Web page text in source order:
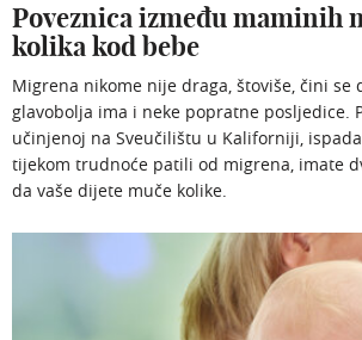
Poveznica između maminih
kolika kod bebe
Migrena nikome nije draga, štoviše, čini se
glavobolja ima i neke popratne posljedice.
učinjenoj na Sveučilištu u Kaliforniji,
tijekom trudnoće patili od migrena, imate
da vaše dijete muče kolike.